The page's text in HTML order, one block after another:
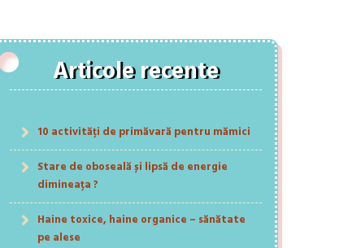
Articole recente
10 activități de primăvară pentru mămici
Stare de oboseală și lipsă de energie
dimineața ?
Haine toxice, haine organice – sănătate
pe alese